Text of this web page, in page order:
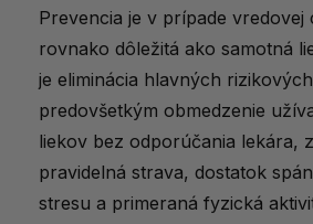
Prevencia je v prípade
rovnako dôležitá ako samotná
je eliminácia hlavných
predovšetkým obmedzenie
liekov bez odporúčania lekára,
pravidelná strava, dostatok
stresu a primeraná fyzická